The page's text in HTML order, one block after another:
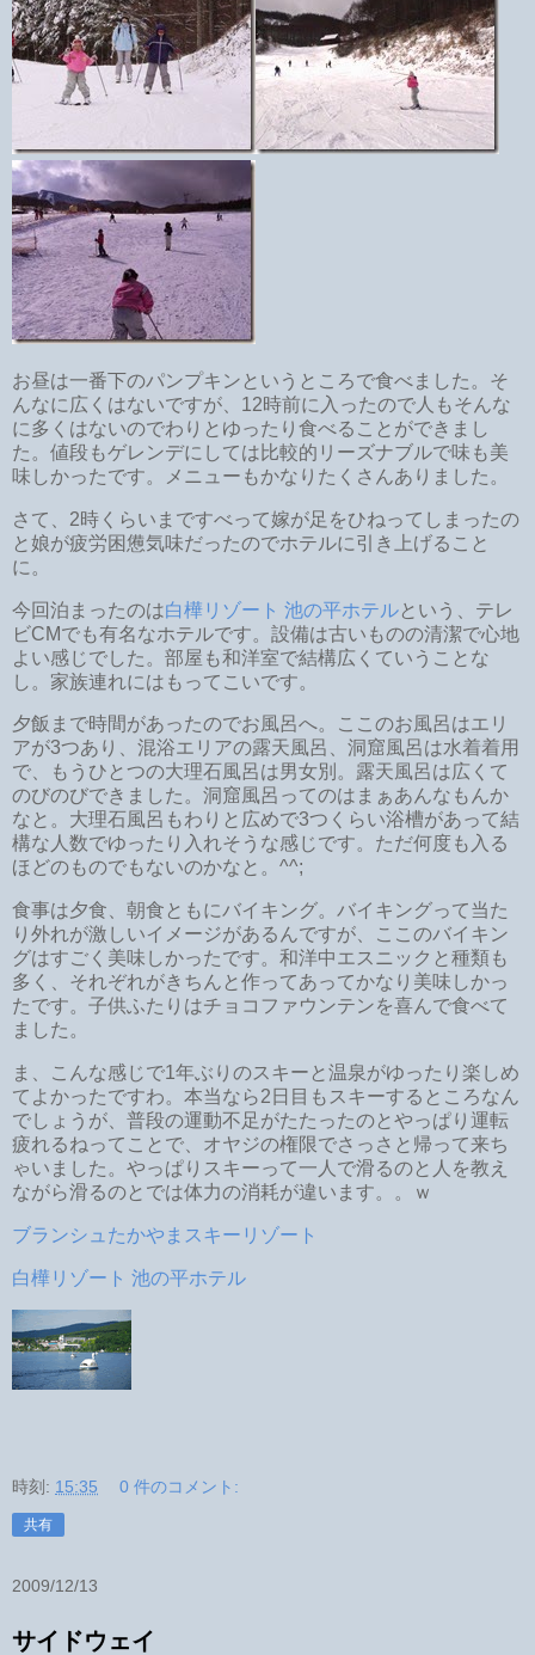
お昼は一番下のパンプキンというところで食べました。そ
んなに広くはないですが、12時前に入ったので人もそんな
に多くはないのでわりとゆったり食べることができまし
た。値段もゲレンデにしては比較的リーズナブルで味も美
味しかったです。メニューもかなりたくさんありました。
さて、2時くらいまですべって嫁が足をひねってしまったの
と娘が疲労困憊気味だったのでホテルに引き上げること
に。
今回泊まったのは白樺リゾート 池の平ホテルという、テレ
ビCMでも有名なホテルです。設備は古いものの清潔で心地
よい感じでした。部屋も和洋室で結構広くていうことな
し。家族連れにはもってこいです。
夕飯まで時間があったのでお風呂へ。ここのお風呂はエリ
アが3つあり、混浴エリアの露天風呂、洞窟風呂は水着着用
で、もうひとつの大理石風呂は男女別。露天風呂は広くて
のびのびできました。洞窟風呂ってのはまぁあんなもんか
なと。大理石風呂もわりと広めで3つくらい浴槽があって結
構な人数でゆったり入れそうな感じです。ただ何度も入る
ほどのものでもないのかなと。^^;
食事は夕食、朝食ともにバイキング。バイキングって当た
り外れが激しいイメージがあるんですが、ここのバイキン
グはすごく美味しかったです。和洋中エスニックと種類も
多く、それぞれがきちんと作ってあってかなり美味しかっ
たです。子供ふたりはチョコファウンテンを喜んで食べて
ました。
ま、こんな感じで1年ぶりのスキーと温泉がゆったり楽しめ
てよかったですわ。本当なら2日目もスキーするところなん
でしょうが、普段の運動不足がたたったのとやっぱり運転
疲れるねってことで、オヤジの権限でさっさと帰って来ち
ゃいました。やっぱりスキーって一人で滑るのと人を教え
ながら滑るのとでは体力の消耗が違います。。ｗ
ブランシュたかやまスキーリゾート
白樺リゾート 池の平ホテル
時刻: 15:35 0 件のコメント:
共有
2009/12/13
サイドウェイ